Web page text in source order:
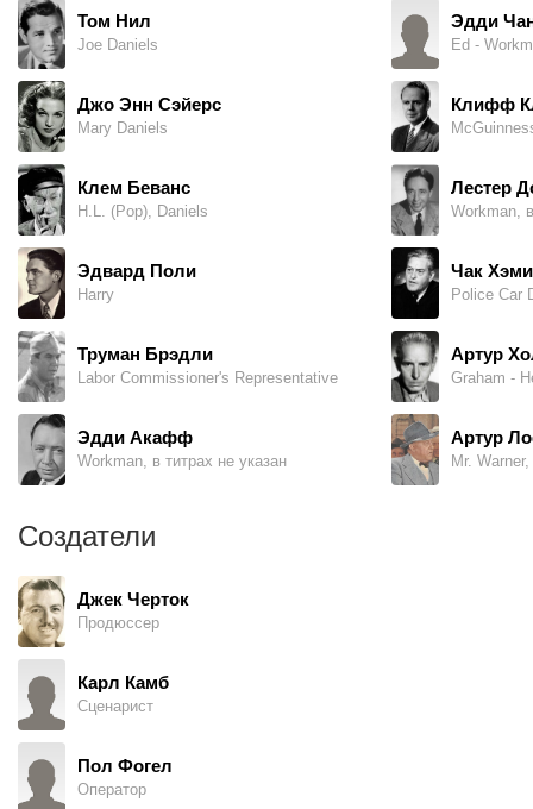
Том Нил
Joe Daniels
Джо Энн Сэйерс
Mary Daniels
Клем Беванс
H.L. (Pop), Daniels
Эдвард Поли
Harry
Труман Брэдли
Labor Commissioner's Representative
Эдди Акафф
Workman, в титрах не указан
Эдди
Ed -
Клифф
Лестер
Workman,
Чак
Артур
Артур
Mr.
Создатели
Джек Черток
Продюссер
Карл Камб
Сценарист
Пол Фогел
Оператор